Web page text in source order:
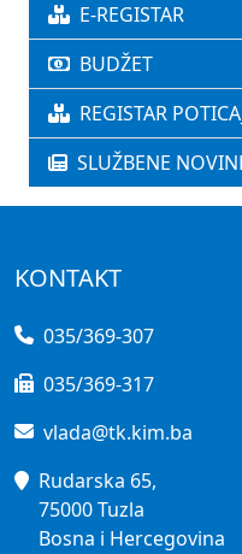
E-REGISTAR
BUDŽET
REGISTAR
SLUŽBENE
KONTAKT
035/369-307
035/369-317
vlada@tk.kim.ba
Rudarska 65,
75000 Tuzla
Bosna i Hercegovina